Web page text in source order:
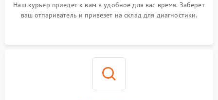
Наш курьер приедет к вам в удобное для вас время. Заберет
ваш отпариватель и привезет на склад для диагностики.